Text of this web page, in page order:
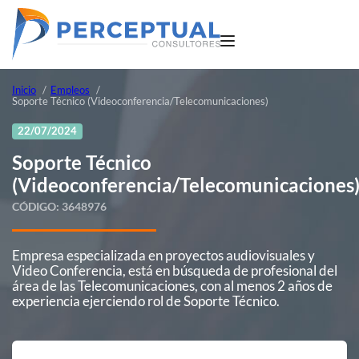
Inicio
Empleos
Soporte Técnico (Videoconferencia/Telecomunicaciones)
22/07/2024
Soporte Técnico
(Videoconferencia/Telecomunicaciones)
CÓDIGO: 3648976
Empresa especializada en proyectos audiovisuales y
Video Conferencia, está en búsqueda de profesional del
área de las Telecomunicaciones, con al menos 2 años de
experiencia ejerciendo rol de Soporte Técnico.